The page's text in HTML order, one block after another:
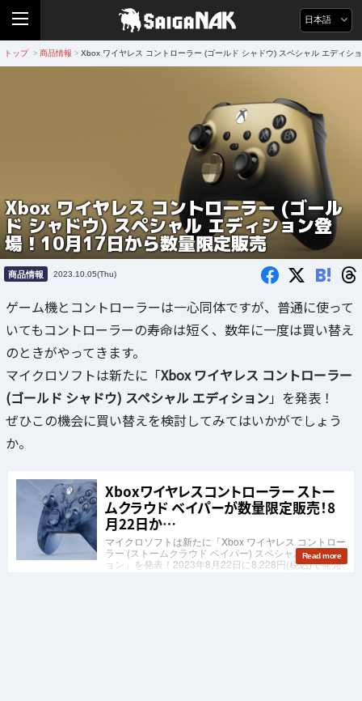
日本語
トップ > 商品情報 > Xbox ワイヤレス コントローラー (ゴールド シャドウ) スペシャル エディシ
Xbox ワイヤレス コントローラー (ゴール
ド シャドウ) スペシャル エディション登
場！10月17日から数量限定販売
商品情報 2023.10.05(Thu) B!
ゲーム機とコントローラーは一心同体ですが、普通に使って
いてもコントローラーの寿命は短く、数年に一度は買い替え
のときがやってきます。
マイクロソフトは新たに「Xbox ワイヤレス コントローラー
(ゴールド シャドウ) スペシャル エディション」を発表！
ぜひこの機会に買い替えを検討してみてはいかがでしょう
か。